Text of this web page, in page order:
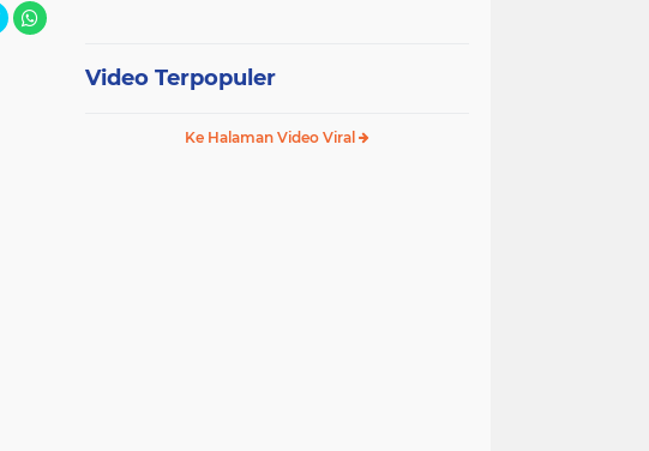
Video Terpopuler
Ke Halaman Video Viral